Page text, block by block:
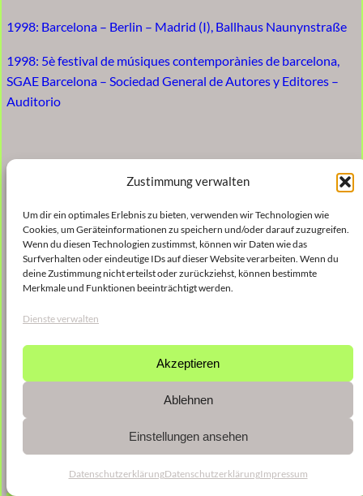
Zustimmung verwalten
Um dir ein optimales Erlebnis zu bieten, verwenden wir Technologien wie
Cookies, um Geräteinformationen zu speichern und/oder darauf zuzugreifen.
Wenn du diesen Technologien zustimmst, können wir Daten wie das
Surfverhalten oder eindeutige IDs auf dieser Website verarbeiten. Wenn du
deine Zustimmung nicht erteilst oder zurückziehst, können bestimmte
Merkmale und Funktionen beeinträchtigt werden.
Dienste verwalten
Akzeptieren
Ablehnen
Einstellungen ansehen
DatenschutzerklärungDatenschutzerklärungImpressum
1998: Barcelona – Berlin – Madrid (I), Ballhaus Naunynstraße
1998: 5è festival de músiques contemporànies de barcelona,
SGAE Barcelona – Sociedad General de Autores y Editores –
Auditorio